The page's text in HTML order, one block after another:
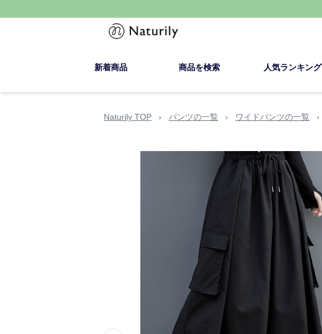
新着商品 商品を検索 人気ランキング
Naturily TOP › パンツの一覧 › ワイドパンツの一覧 ›